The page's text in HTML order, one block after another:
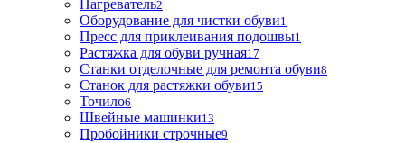
Нагреватель2
Оборудование для чистки обуви1
Пресс для приклеивания подошвы1
Растяжка для обуви ручная17
Станки отделочные для ремонта обуви8
Станок для растяжки обуви15
Точило6
Швейные машинки13
Пробойники строчные9